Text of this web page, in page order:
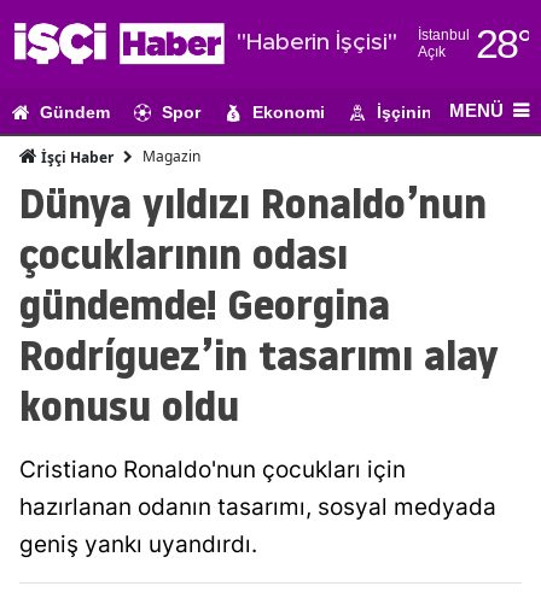
"Haberin İşçisi"
İstanbul
Açık
28°
Adıyaman
Ağrı
Antalya
Balıkesir
Gündem Spor Ekonomi İşçinin Gündemi
MENÜ
İşçi Haber Magazin
Dünya yıldızı Ronaldo’nun
çocuklarının odası
gündemde! Georgina
Rodríguez’in tasarımı alay
konusu oldu
Cristiano Ronaldo'nun çocukları için
hazırlanan odanın tasarımı, sosyal medyada
geniş yankı uyandırdı.